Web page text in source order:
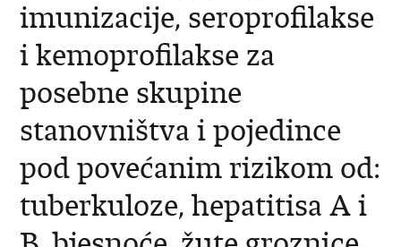
imunizacije, seroprofilakse
i kemoprofilakse za
posebne skupine
stanovništva i pojedince
pod povećanim rizikom od:
tuberkuloze, hepatitisa A i